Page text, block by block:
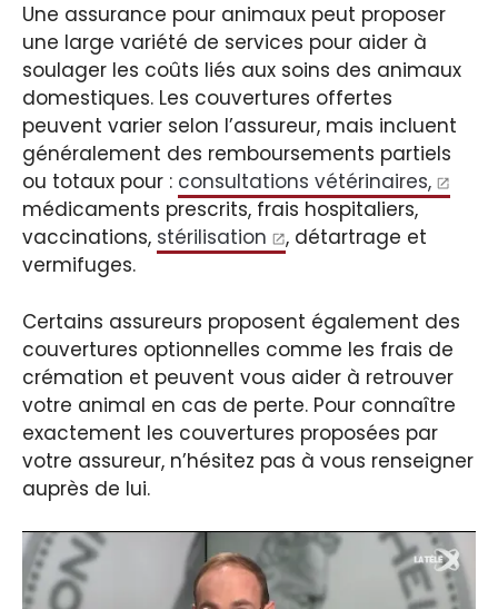
Une assurance pour animaux peut proposer
une large variété de services pour aider à
soulager les coûts liés aux soins des animaux
domestiques. Les couvertures offertes
peuvent varier selon l’assureur, mais incluent
généralement des remboursements partiels
ou totaux pour : consultations vétérinaires,
médicaments prescrits, frais hospitaliers,
vaccinations, stérilisation
, détartrage et
vermifuges.
Certains assureurs proposent également des
couvertures optionnelles comme les frais de
crémation et peuvent vous aider à retrouver
votre animal en cas de perte. Pour connaître
exactement les couvertures proposées par
votre assureur, n’hésitez pas à vous renseigner
auprès de lui.